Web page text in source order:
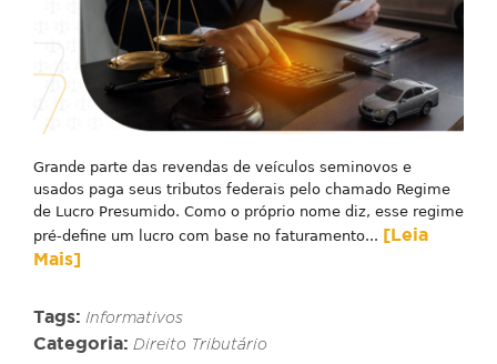
Grande parte das revendas de veículos seminovos e
usados paga seus tributos federais pelo chamado Regime
de Lucro Presumido. Como o próprio nome diz, esse regime
pré-define um lucro com base no faturamento... [Leia
Mais]
Tags: Informativos
Categoria: Direito Tributário